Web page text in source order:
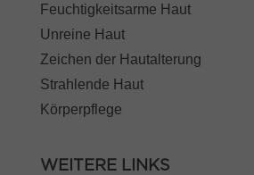
Feuchtigkeitsarme Haut
Unreine Haut
Zeichen der Hautalterung
Strahlende Haut
Körperpflege
WEITERE LINKS